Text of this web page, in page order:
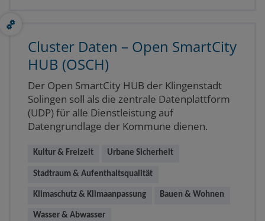
Cluster Daten – Open SmartCity
HUB (OSCH)
Der Open SmartCity HUB der Klingenstadt
Solingen soll als die zentrale Datenplattform
(UDP) für alle Dienstleistung auf
Datengrundlage der Kommune dienen.
Kultur & Freizeit Urbane Sicherheit
Stadtraum & Aufenthaltsqualität
Klimaschutz & Klimaanpassung Bauen & Wohnen
Wasser & Abwasser